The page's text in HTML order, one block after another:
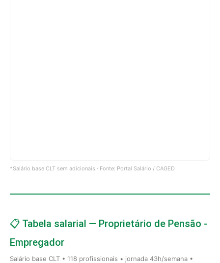
*Salário base CLT sem adicionais · Fonte: Portal Salário / CAGED
📋 Tabela salarial — Proprietário de Pensão -
Empregador
Salário base CLT • 118 profissionais • jornada 43h/semana •